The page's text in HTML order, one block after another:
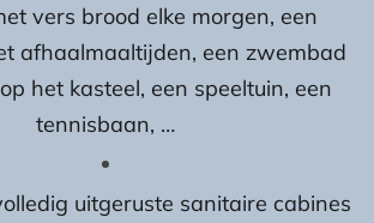
vers brood elke morgen, een
afhaalmaaltijden, een zwembad
het kasteel, een speeltuin, een
tennisbaan, …
uitgeruste sanitaire cabines